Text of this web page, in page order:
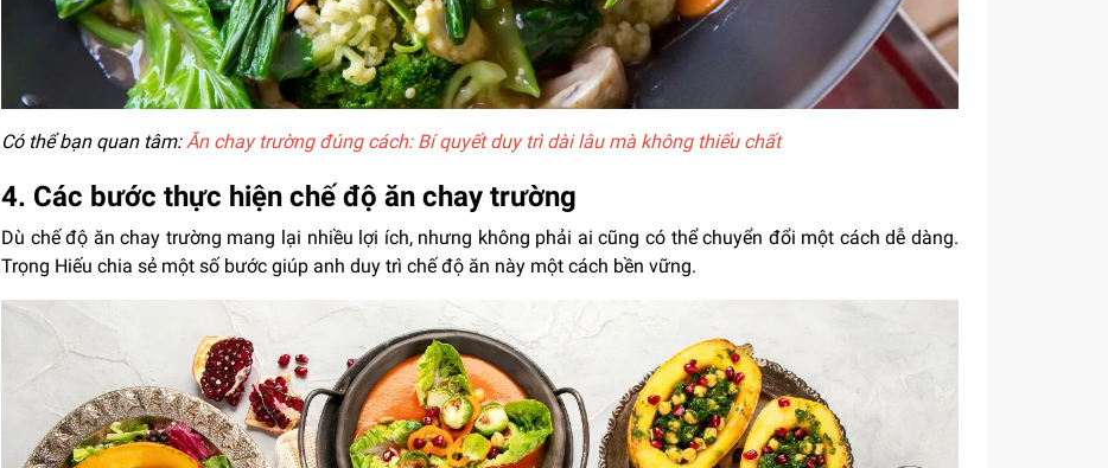
Có thể bạn quan tâm:Ăn chay trường đúng cách: Bí quyết duy trì dài lâu mà không thiếu chất
4. Các bước thực hiện chế độ ăn chay trường
Dù chế độ ăn chay trường mang lại nhiều lợi ích, nhưng không phải ai cũng có thể chuyển đổi một cách dễ dàng.
Trọng Hiếu chia sẻ một số bước giúp anh duy trì chế độ ăn này một cách bền vững.